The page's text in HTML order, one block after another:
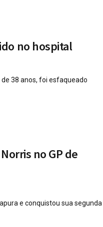
no hospital
38 anos, foi esfaqueado
no GP de
e conquistou sua segunda